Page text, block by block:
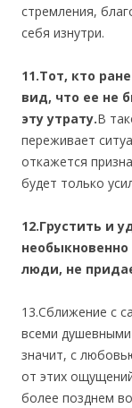
стремления,
себя изнутри.
11.Тот, кто
вид, что ее не
эту утрату.В
переживает
откажется
будет только
12.Грустить и
люди, не
13.Сближение с
всеми
значит, с
от этих
более позднем